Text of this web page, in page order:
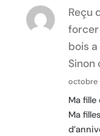
Reçu
forcer
bois
Sinon
octobre
Ma
Ma